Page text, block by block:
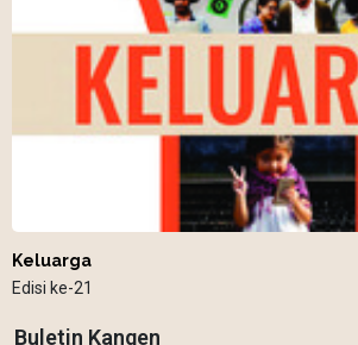
Keluarga
Edisi ke-21
Buletin Kangen